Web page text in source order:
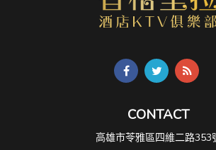
CONTACT
高雄市苓雅區四維二路353